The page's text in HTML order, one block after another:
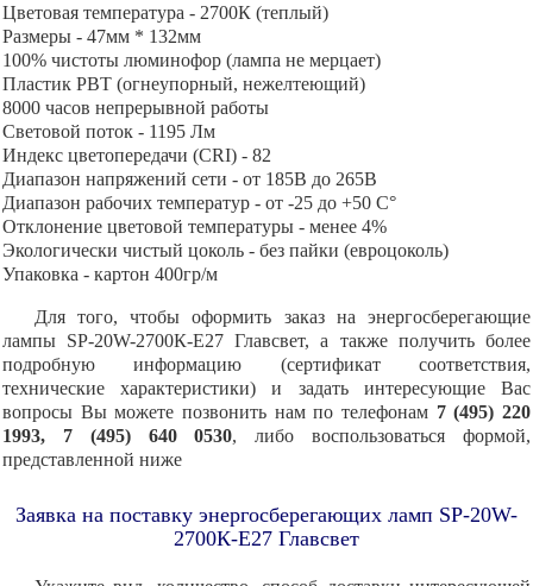
Цветовая температура - 2700К (теплый)
Размеры - 47мм * 132мм
100% чистоты люминофор (лампа не мерцает)
Пластик PBT (огнеупорный, нежелтеющий)
8000 часов непрерывной работы
Световой поток - 1195 Лм
Индекс цветопередачи (CRI) - 82
Диапазон напряжений сети - от 185В до 265В
Диапазон рабочих температур - от -25 до +50 C°
Отклонение цветовой температуры - менее 4%
Экологически чистый цоколь - без пайки (евроцоколь)
Упаковка - картон 400гр/м
Для того, чтобы оформить заказ на энергосберегающие
лампы SP-20W-2700К-Е27 Главсвет, а также получить более
подробную информацию (сертификат соответствия,
технические характеристики) и задать интересующие Вас
вопросы Вы можете позвонить нам по телефонам 7 (495) 220
1993, 7 (495) 640 0530, либо воспользоваться формой,
представленной ниже
Заявка на поставку энергосберегающих ламп SP-20W-
2700К-Е27 Главсвет